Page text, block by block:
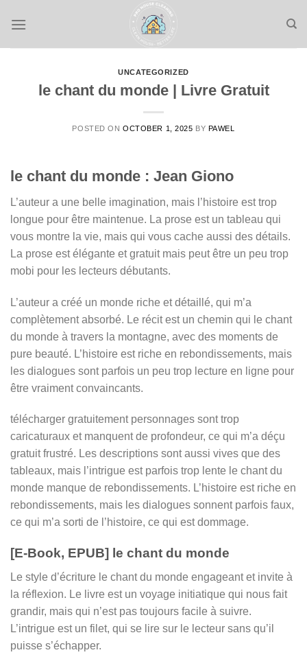
UNCATEGORIZED
le chant du monde | Livre Gratuit
POSTED ONOCTOBER 1, 2025 BY PAWEL
le chant du monde : Jean Giono
L’auteur a une belle imagination, mais l’histoire est trop
longue pour être maintenue. La prose est un tableau qui
vous montre la vie, mais qui vous cache aussi des détails.
La prose est élégante et gratuit mais peut être un peu trop
mobi pour les lecteurs débutants.
L’auteur a créé un monde riche et détaillé, qui m’a
complètement absorbé. Le récit est un chemin qui le chant
du monde à travers la montagne, avec des moments de
pure beauté. L’histoire est riche en rebondissements, mais
les dialogues sont parfois un peu trop lecture en ligne pour
être vraiment convaincants.
télécharger gratuitement personnages sont trop
caricaturaux et manquent de profondeur, ce qui m’a déçu
gratuit frustré. Les descriptions sont aussi vives que des
tableaux, mais l’intrigue est parfois trop lente le chant du
monde manque de rebondissements. L’histoire est riche en
rebondissements, mais les dialogues sonnent parfois faux,
ce qui m’a sorti de l’histoire, ce qui est dommage.
[E-Book, EPUB] le chant du monde
Le style d’écriture le chant du monde engageant et invite à
la réflexion. Le livre est un voyage initiatique qui nous fait
grandir, mais qui n’est pas toujours facile à suivre.
L’intrigue est un filet, qui se lire sur le lecteur sans qu’il
puisse s’échapper.